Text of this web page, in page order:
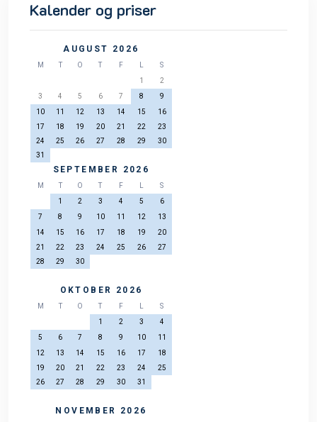
Kalender og priser
AUGUST 2026
M T O T F
S
1
2
3
4 5 6 7 8
9
10
11 12 13 14 15
16
17
18 19 20 21 22
23
24
25 26 27 28 29
30
31
SEPTEMBER 2026
M T O T F
S
1
2 3 4 5
6
7
8 9 10 11 12
13
14
15 16 17 18 19
20
21
22 23 24 25 26
27
28
29 30
OKTOBER 2026
M T O T F
S
1
2 3
4
5
6 7 8 9 10
11
12
13 14 15 16 17
18
19
20 21 22 23 24
25
26
27 28 29 30 31
NOVEMBER 2026